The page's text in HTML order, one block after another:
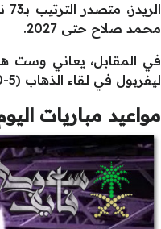
محمد صلاح حتى 2027.
ليفربول في لقاء الذهاب (5-0).
مواعيد مباريات اليوم الأحد 13